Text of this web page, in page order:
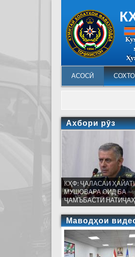
АСОСӢ
Ахбори рӯз
КҲФ: ҶАЛАСАИ
МУШОВАРА ОИД БА
ҶАМЪБАСТИ
Маводҳои